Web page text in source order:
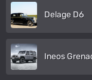
Delage D6
Ineos